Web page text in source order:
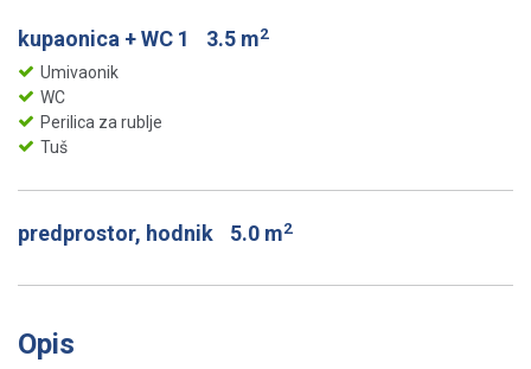
kupaonica + WC 1 3.5 m2
Umivaonik
WC
Perilica za rublje
Tuš
predprostor, hodnik 5.0 m2
Opis